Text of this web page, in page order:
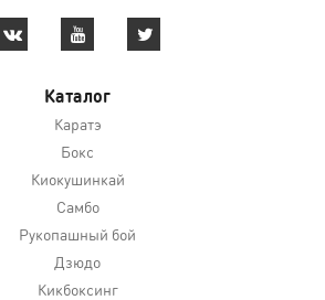
Каталог
Каратэ
Бокс
Киокушинкай
Самбо
Рукопашный бой
Дзюдо
Кикбоксинг